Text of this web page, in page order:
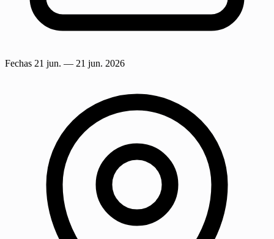
Fechas 21 jun. — 21 jun. 2026